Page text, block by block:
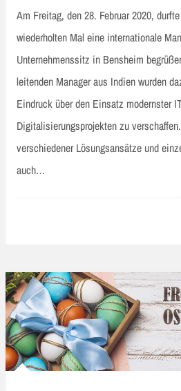
Am Freitag, den 28. Februar 2020,
wiederholten Mal eine internationale
Unternehmenssitz in Bensheim
leitenden Manager aus Indien wurden
Eindruck über den Einsatz modernster
Digitalisierungsprojekten zu
verschiedener Lösungsansätze und
auch…